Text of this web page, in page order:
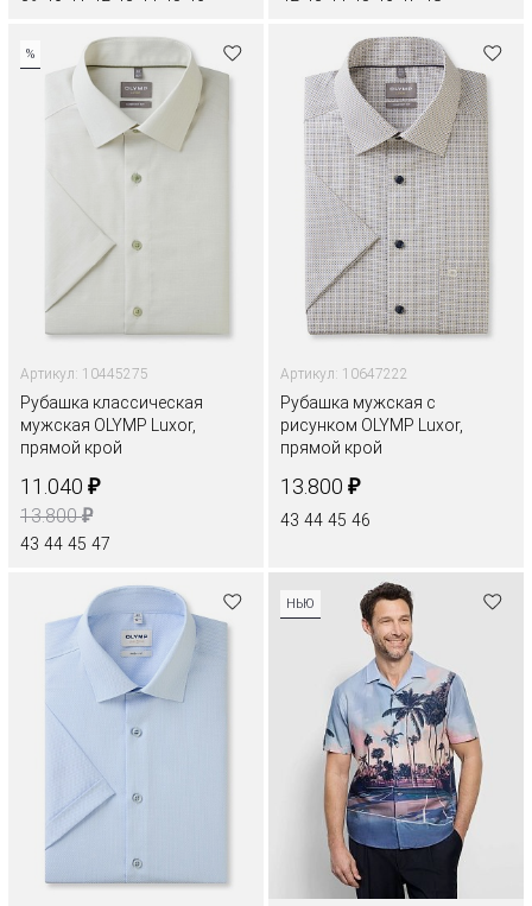
%
Артикул: 10445275
Рубашка классическая
мужская OLYMP Luxor,
прямой крой
11.040 ₽
13.800₽
43 44 45 47
Артикул: 10647222
Рубашка мужская с
рисунком OLYMP Luxor,
прямой крой
13.800 ₽
43 44 45 46
НЬЮ